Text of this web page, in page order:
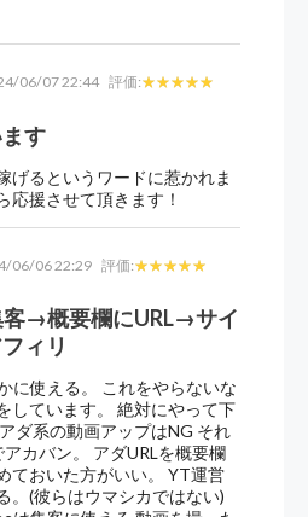
06/07 22:44 評価:
す
げるというワードに惹かれま
応援させて頂きます！
06/06 22:29 評価:
客→概要欄にURL→サイ
ィリ
に使える。 これをやらないな
しています。 絶対にやって下
ダ系の動画アップはNG それ
カバン。 アダURLを概要欄
ておいた方がいい。 YT運営
。(彼らはウマシカではない)